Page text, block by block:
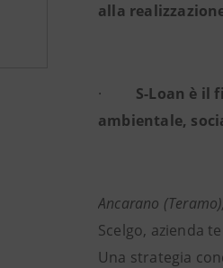
alla
· S-Loan è il
ambientale,
Ancarano
Scelgo, azienda
Una strategia